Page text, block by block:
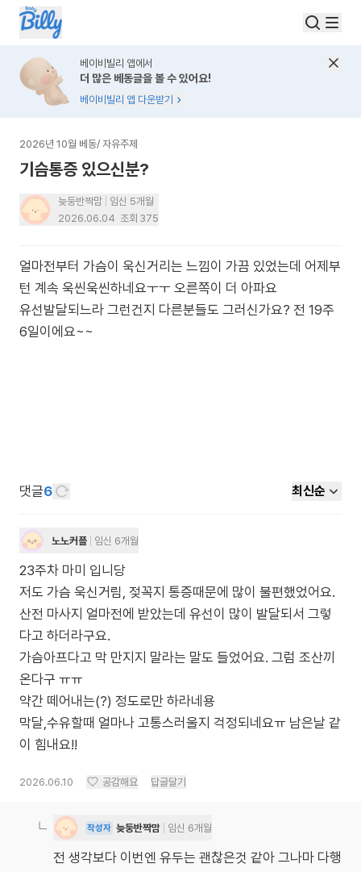
베이비빌리 앱에서
더 많은 베동글을 볼 수 있어요!
베이비빌리 앱 다운받기
2026년 10월 베동/ 자유주제
기슴통증 있으신분?
늦둥반짝맘
임신 5개월
2026.06.04 조회 375
얼마전부터 가슴이 욱신거리는 느낌이 가끔 있었는데 어제부
턴 계속 욱씬욱씬하네요ㅜㅜ 오른쪽이 더 아파요
유선발달되느라 그런건지 다른분들도 그러신가요? 전 19주
6일이에요~~
댓글6 최신순
노노커플 임신 6개월
23주차 마미 입니당
저도 가슴 욱신거림, 젖꼭지 통증때문에 많이 불편했었어요.
산전 마사지 얼마전에 받았는데 유선이 많이 발달되서 그렇
다고 하더라구요.
가슴아프다고 막 만지지 말라는 말도 들었어요. 그럼 조산끼
온다구 ㅠㅠ
약간 떼어내는(?) 정도로만 하라네용
막달,수유할때 얼마나 고통스러울지 걱정되네요ㅠ 남은날 같
이 힘내요!!
2026.06.10 공감해요 답글달기
작성자 늦둥반짝맘 임신 6개월
전 생각보다 이번엔 유두는 괜찮은것 같아 그나마 다행